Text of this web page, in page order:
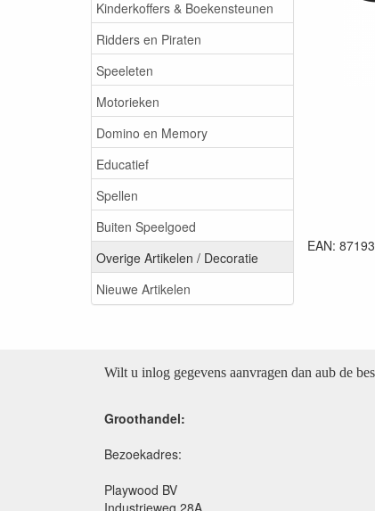
Kinderkoffers & Boekensteunen
Ridders en Piraten
Speeleten
Motorieken
Domino en Memory
Educatief
Spellen
Buiten Speelgoed
Overige Artikelen / Decoratie
Nieuwe Artikelen
EAN:
Wilt u inlog gegevens aanvragen dan aub de
Groothandel:
Bezoekadres:
Playwood BV
Industrieweg 28A